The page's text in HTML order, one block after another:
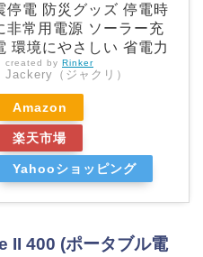
停電 防災グッズ 停電時
非常用電源 ソーラー充
環境にやさしい 省電力
created by Rinker
Jackery（ジャクリ）
Amazon
楽天市場
Yahooショッピング
400 (ポータブル電